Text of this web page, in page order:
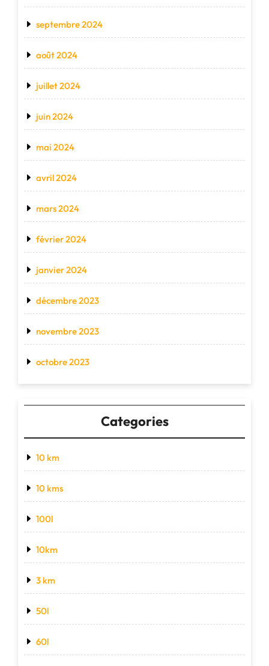
septembre 2024
août 2024
juillet 2024
juin 2024
mai 2024
avril 2024
mars 2024
février 2024
janvier 2024
décembre 2023
novembre 2023
octobre 2023
Categories
10 km
10 kms
100l
10km
3 km
50l
60l